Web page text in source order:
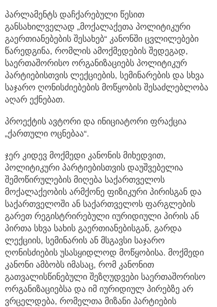
პარლამენტს დაჩქარებული წესით
განსახილველად „მოქალაქეთა პოლიტიკური
გაერთიანებების შესახებ“ კანონში ცვლილებები
წარედგინა, რომლის ამოქმედების შედეგად,
საერთაშორისო ორგანიზაციებს პოლიტიკურ
პარტიებისთვის ლექციების, სემინარების და სხვა
საჯარო ღონისძიებების მოწყობის შესაძლებლობა
აღარ ექნებათ.
პროექტის ავტორი და ინიციატორი ფრაქცია
„ქართული ოცნებაა“.
ჯერ კიდევ მოქმედი კანონის მიხედვით,
პოლიტიკური პარტიებისთვის დაუშვებელია
შემოწირულების მიღება საქართველოს
მოქალაქეობის არმქონე ფიზიკური პირისგან და
საქართველოში ან საქართველოს ფარგლების
გარეთ რეგისტრირებული იურიდიული პირის ან
პირთა სხვა სახის გაერთიანებისგან, გარდა
ლექციის, სემინარის ან მსგავსი საჯარო
ღონისძიების უსასყიდლოდ მოწყობისა. მოქმედი
კანონი ამბობს იმასაც, რომ კანონით
გათვალისწინებული შეზღუდვები საერთაშორისო
ორგანიზაციებსა და იმ იურიდიულ პირებზე არ
ვრცელდება, რომელთა მიზანი პარტიების